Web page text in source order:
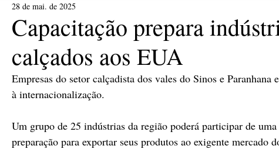
Capacitação prepara
calçados aos EUA
28 de mai. de 2025
Empresas do setor calçadista dos vales do Sinos e
à internacionalização.
Um grupo de 25 indústrias da região poderá participar de
preparação para exportar seus produtos ao exigente mercado